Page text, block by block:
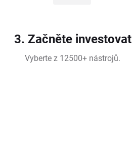
3. Začněte investovat
Vyberte z 12500+ nástrojů.